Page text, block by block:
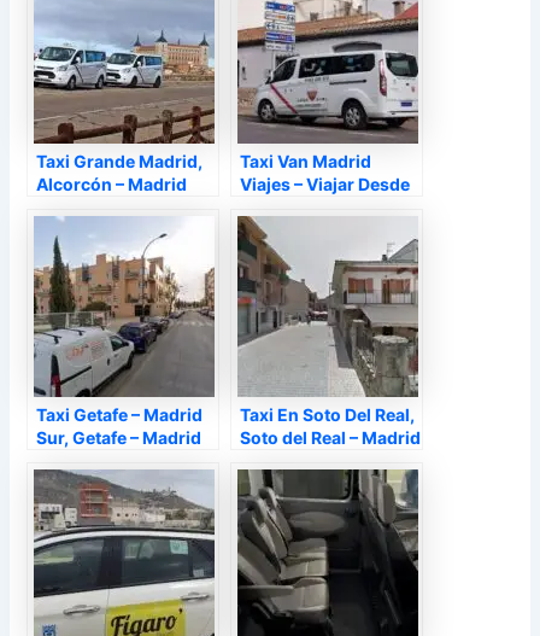
Taxi Grande Madrid,
Alcorcón – Madrid
Taxi Van Madrid
Viajes – Viajar Desde
– Madrid
Taxi Getafe – Madrid
Sur, Getafe – Madrid
Taxi En Soto Del Real,
Soto del Real – Madrid